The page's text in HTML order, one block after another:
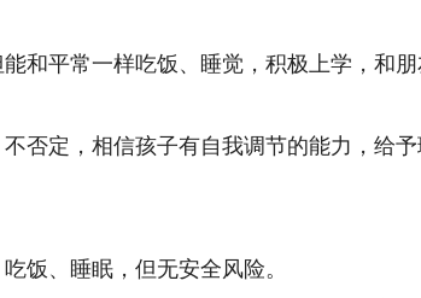
平常一样吃饭、睡觉，积极上学，和朋
定，相信孩子有自我调节的能力，给予
、睡眠，但无安全风险。